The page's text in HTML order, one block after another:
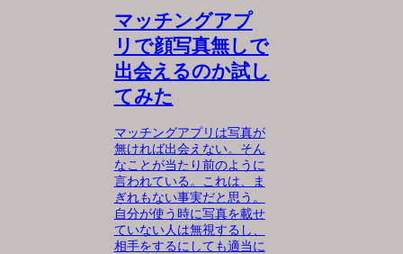
マッチングアプ
リで顔写真無しで
出会えるのか試し
てみた
マッチングアプリは写真が
無ければ出会えない。そん
なことが当たり前のように
言われている。これは、ま
ぎれもない事実だと思う。
自分が使う時に写真を載せ
ていない人は無視するし、
相手をするにしても適当に